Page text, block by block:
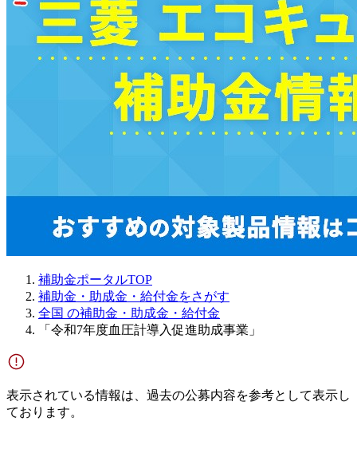
補助金ポータルTOP
補助金・助成金・給付金をさがす
全国 の補助金・助成金・給付金
「令和7年度血圧計導入促進助成事業」
表示されている情報は、過去の公募内容を参考として表示し
ております。